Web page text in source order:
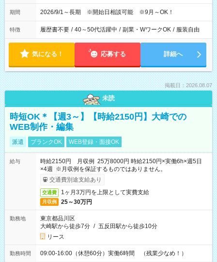
期間 2026/9/1～長期 ※開始日相談可能 ※9月～OK！
特徴 履歴書不要 / 40～50代活躍中 / 副業・WワークOK / 服装自由
気になる！ 応募する 詳細へ
掲載日：2026.08.07
未読
時短OK＊【週3～】【時給2150円】大崎での
WEB制作・編集
派遣 ブランクOK WEB登録・面接OK
給与
時給2150円 月収例 25万8000円 時給2150円×実働6h×週5日
×4週 ※月収例を保証するものではありません。
交通費別途支給あり
交通費 1ヶ月3万円を上限として実費支給
月収例 25～30万円
勤務地
東京都品川区
大崎駅から徒歩7分 / 五反田駅から徒歩10分
リース
勤務時間 09:00-16:00（休憩60分）実働6時間 （残業少なめ！）